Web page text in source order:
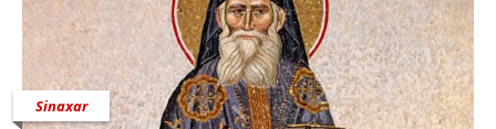
Sinaxar